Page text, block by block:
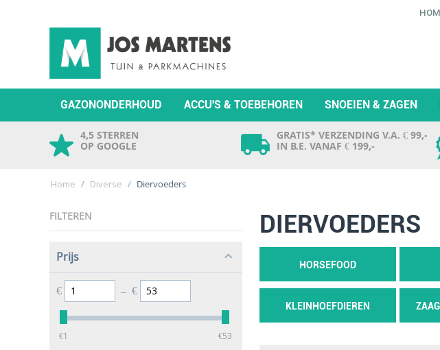
GAZONONDERHOUD ACCU'S & TOEBEHOREN SNOEIEN & ZAGEN
4,5 STERREN
OP GOOGLE
GRATIS* VERZENDING V.A. € 99,-
IN B.E. VANAF € 199,-
Home / Diverse / Diervoeders
FILTEREN
Prijs
€ – €
‎€1 ‎€53
DIERVOEDERS
HORSEFOOD
KLEINHOEFDIEREN